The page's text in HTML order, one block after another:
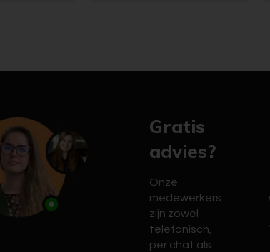
Gratis
advies?
Onze
medewerkers
zijn zowel
telefonisch,
per chat als